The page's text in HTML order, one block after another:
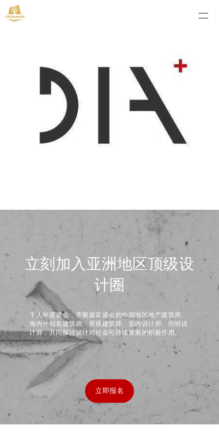
立刻加入亚洲地区顶级设
计圈
千人年度盛会，齐聚最富盛名的中国地区地产建筑师、
海内外知名建筑师、景观建筑师、室内设计师、照明设
计师，共同探讨设计对社会可持续发展的积极作用。
立即报名